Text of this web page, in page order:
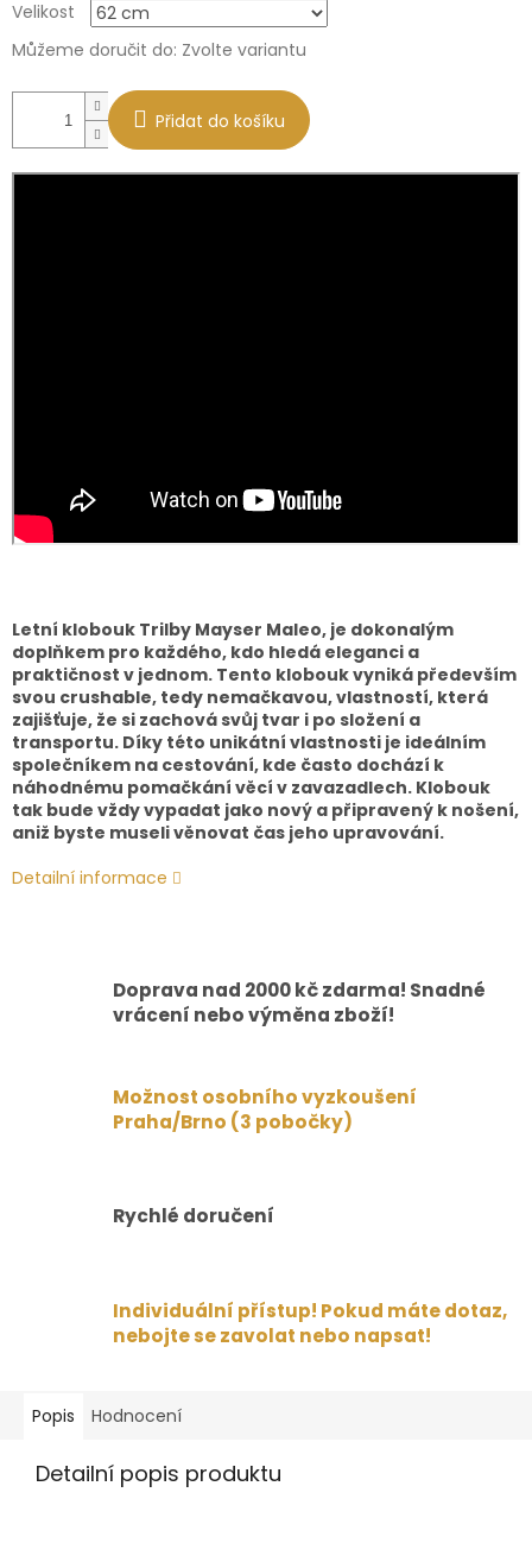
cena:
Velikost
Můžeme doručit do: Zvolte variantu
Přidat do košíku
Letní klobouk Trilby Mayser Maleo, je dokonalým
doplňkem pro každého, kdo hledá eleganci a
praktičnost v jednom. Tento klobouk vyniká především
svou crushable, tedy nemačkavou, vlastností, která
zajišťuje, že si zachová svůj tvar i po složení a
transportu. Díky této unikátní vlastnosti je ideálním
společníkem na cestování, kde často dochází k
náhodnému pomačkání věcí v zavazadlech. Klobouk
tak bude vždy vypadat jako nový a připravený k nošení,
aniž byste museli věnovat čas jeho upravování.
Detailní informace
Doprava nad 2000 kč zdarma! Snadné
vrácení nebo výměna zboží!
Možnost osobního vyzkoušení
Praha/Brno (3 pobočky)
Rychlé doručení
Individuální přístup! Pokud máte dotaz,
nebojte se zavolat nebo napsat!
Popis Hodnocení
Detailní popis produktu